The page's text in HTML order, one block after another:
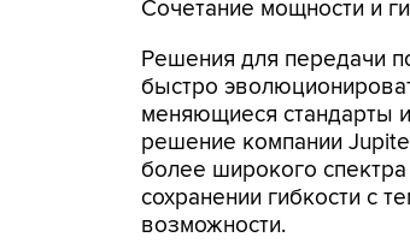
Сочетание мощности и
Решения для передачи
быстро
меняющиеся стандарты
решение компании
более широкого
сохранении гибкости с
возможности.